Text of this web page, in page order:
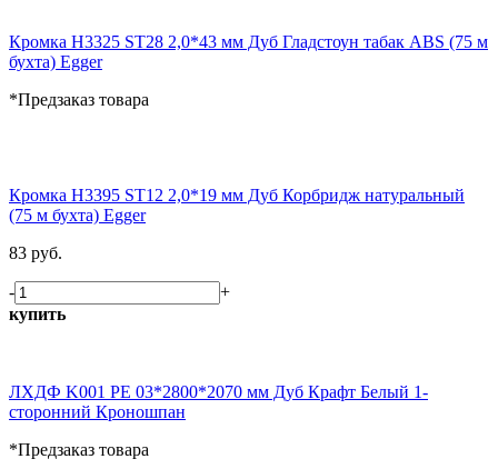
Кромка H3325 ST28 2,0*43 мм Дуб Гладстоун табак ABS (75 м
бухта) Egger
*Предзаказ товара
Кромка H3395 ST12 2,0*19 мм Дуб Корбридж натуральный
(75 м бухта) Egger
83 руб.
-
+
купить
ЛХДФ K001 PE 03*2800*2070 мм Дуб Крафт Белый 1-
сторонний Кроношпан
*Предзаказ товара